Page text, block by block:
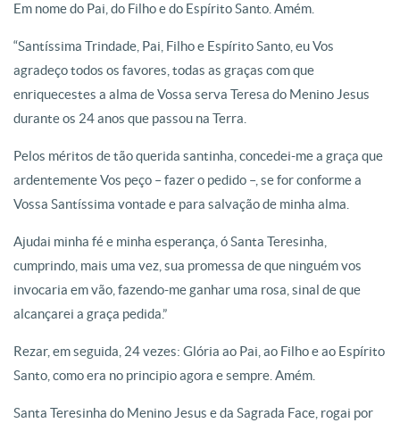
Em nome do Pai, do Filho e do Espírito Santo. Amém.
“Santíssima Trindade, Pai, Filho e Espírito Santo, eu Vos
agradeço todos os favores, todas as graças com que
enriquecestes a alma de Vossa serva Teresa do Menino Jesus
durante os 24 anos que passou na Terra.
Pelos méritos de tão querida santinha, concedei-me a graça que
ardentemente Vos peço – fazer o pedido –, se for conforme a
Vossa Santíssima vontade e para salvação de minha alma.
Ajudai minha fé e minha esperança, ó Santa Teresinha,
cumprindo, mais uma vez, sua promessa de que ninguém vos
invocaria em vão, fazendo-me ganhar uma rosa, sinal de que
alcançarei a graça pedida.”
Rezar, em seguida, 24 vezes: Glória ao Pai, ao Filho e ao Espírito
Santo, como era no principio agora e sempre. Amém.
Santa Teresinha do Menino Jesus e da Sagrada Face, rogai por